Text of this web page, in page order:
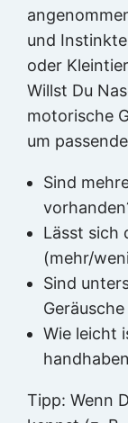
und
oder
Willst Du
motorische
um
Sind
Lässt sich
(mehr/
Sind
Wie leicht
Tipp: Wenn